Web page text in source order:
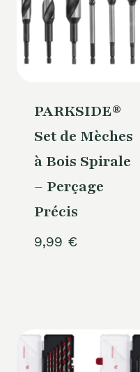
PARKSIDE®
Set de Mèches
à Bois Spirale
– Perçage
Précis
9,99 €